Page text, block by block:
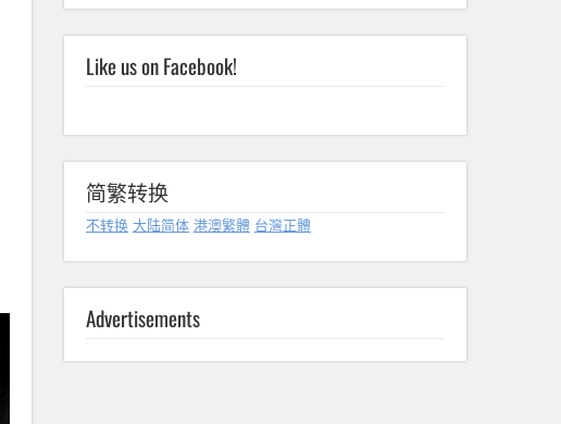
Like us on Facebook!
简繁转换
不转换 大陆简体 港澳繁體 台灣正體
Advertisements